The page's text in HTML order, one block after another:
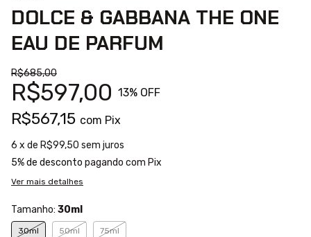
DOLCE & GABBANA THE ONE
EAU DE PARFUM
R$685,00
R$597,00 13% OFF
R$567,15 com Pix
6 x de R$99,50 sem juros
5% de desconto pagando com Pix
Ver mais detalhes
Tamanho: 30ml
30ml 50ml 75ml